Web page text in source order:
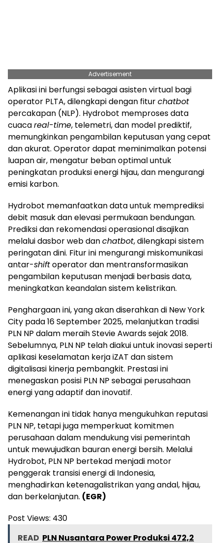
Advertisement
Aplikasi ini berfungsi sebagai asisten virtual bagi
operator PLTA, dilengkapi dengan fiturchatbot
percakapan (NLP). Hydrobot memproses data
cuacareal-time, telemetri, dan model prediktif,
memungkinkan pengambilan keputusan yang cepat
dan akurat. Operator dapat meminimalkan potensi
luapan air, mengatur beban optimal untuk
peningkatan produksi energi hijau, dan mengurangi
emisi karbon.
Hydrobot memanfaatkan data untuk memprediksi
debit masuk dan elevasi permukaan bendungan.
Prediksi dan rekomendasi operasional disajikan
melalui dasbor web danchatbot, dilengkapi sistem
peringatan dini. Fitur ini mengurangi miskomunikasi
antar-shiftoperator dan mentransformasikan
pengambilan keputusan menjadi berbasis data,
meningkatkan keandalan sistem kelistrikan.
Penghargaan ini, yang akan diserahkan di New York
City pada 16 September 2025, melanjutkan tradisi
PLN NP dalam meraih Stevie Awards sejak 2018.
Sebelumnya, PLN NP telah diakui untuk inovasi seperti
aplikasi keselamatan kerja iZAT dan sistem
digitalisasi kinerja pembangkit. Prestasi ini
menegaskan posisi PLN NP sebagai perusahaan
energi yang adaptif dan inovatif.
Kemenangan ini tidak hanya mengukuhkan reputasi
PLN NP, tetapi juga memperkuat komitmen
perusahaan dalam mendukung visi pemerintah
untuk mewujudkan bauran energi bersih. Melalui
Hydrobot, PLN NP bertekad menjadi motor
penggerak transisi energi di Indonesia,
menghadirkan ketenagalistrikan yang andal, hijau,
dan berkelanjutan. (EGR)
Post Views: 430
READ PLN Nusantara Power Produksi 472,2